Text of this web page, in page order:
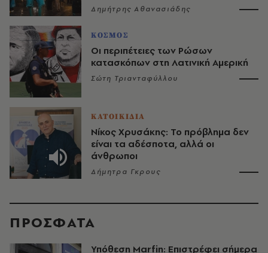
Δημήτρης Αθανασιάδης
ΚΟΣΜΟΣ
Οι περιπέτειες των Ρώσων
κατασκόπων στη Λατινική Αμερική
Σώτη Τριανταφύλλου
ΚΑΤΟΙΚΙΔΙΑ
Νίκος Χρυσάκης: Το πρόβλημα δεν
είναι τα αδέσποτα, αλλά οι
άνθρωποι
Δήμητρα Γκρους
ΠΡΟΣΦΑΤΑ
Υπόθεση Marfin: Επιστρέφει σήμερα